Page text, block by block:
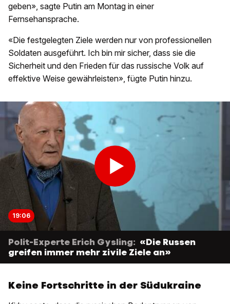
geben», sagte Putin am Montag in einer
Fernsehansprache.
«Die festgelegten Ziele werden nur von professionellen
Soldaten ausgeführt. Ich bin mir sicher, dass sie die
Sicherheit und den Frieden für das russische Volk auf
effektive Weise gewährleisten», fügte Putin hinzu.
19:06
Polit-Experte Erich Gysling: «Die Russen
greifen immer mehr zivile Ziele an»
Keine Fortschritte in der Südukraine